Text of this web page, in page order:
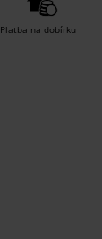
Platba na dobírku